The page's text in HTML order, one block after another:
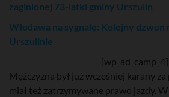
zaginionej 73-latki gminy Urszulin
Włodawa na sygnale: Kolejny dzwon
Urszulinie
[wp_ad_camp_4]
Mężczyzna był już wcześniej karany
miał też zatrzymywane prawo jazdy.